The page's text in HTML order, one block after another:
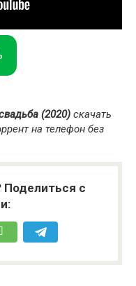
(2020) скачать
на телефон без
Поделиться с